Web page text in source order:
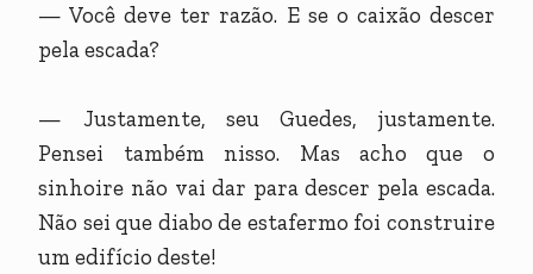
— Você deve ter razão. E se o caixão descer
pela escada?
— Justamente, seu Guedes, justamente.
Pensei também nisso. Mas acho que o
sinhoire não vai dar para descer pela escada.
Não sei que diabo de estafermo foi construire
um edifício deste!